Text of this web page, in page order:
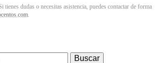
tienes dudas o necesitas asistencia, puedes contactar de forma
.